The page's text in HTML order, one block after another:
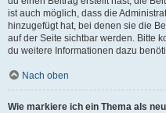
ist auch möglich, dass die
hinzugefügt hat, bei denen sie die
auf der Seite sichtbar werden. Bitte
du weitere Informationen dazu
Nach oben
Wie markiere ich ein Thema als